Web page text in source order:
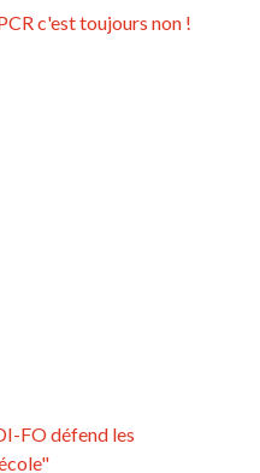
c'est toujours non !
FO défend les